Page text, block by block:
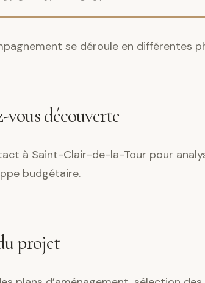
se déroule en différentes
vous découverte
à Saint-Clair-de-la-Tour pour
budgétaire.
projet